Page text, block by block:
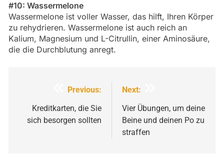
#10: Wassermelone
Wassermelone ist voller Wasser, das hilft, Ihren Körper
zu rehydrieren. Wassermelone ist auch reich an
Kalium, Magnesium und L-Citrullin, einer Aminosäure,
die die Durchblutung anregt.
Beitragsnavigation
Previous:
Kreditkarten, die Sie
sich besorgen sollten
Next:
Vier Übungen, um deine
Beine und deinen Po zu
straffen